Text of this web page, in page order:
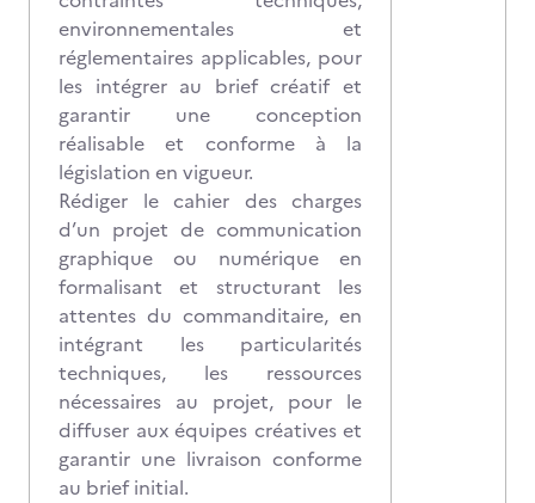
environnementales et
réglementaires applicables, pour
les intégrer au brief créatif et
garantir une conception
réalisable et conforme à la
législation en vigueur.
Rédiger le cahier des charges
d’un projet de communication
graphique ou numérique en
formalisant et structurant les
attentes du commanditaire, en
intégrant les particularités
techniques, les ressources
nécessaires au projet, pour le
diffuser aux équipes créatives et
garantir une livraison conforme
au brief initial.